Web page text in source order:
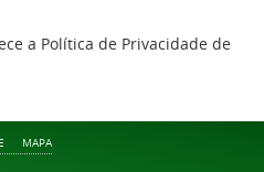
a Política de Privacidade de
MAPA